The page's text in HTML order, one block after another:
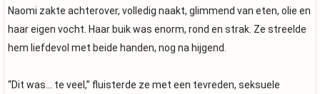
Naomi zakte achterover, volledig naakt, glimmend van eten, olie en
haar eigen vocht. Haar buik was enorm, rond en strak. Ze streelde
hem liefdevol met beide handen, nog na hijgend.
“Dit was… te veel,” fluisterde ze met een tevreden, seksuele